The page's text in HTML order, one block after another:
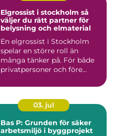
Elgrossist i stockholm så
väljer du rätt partner för
belysning och elmaterial
En elgrossist i Stockholm
spelar en större roll än
många tänker på. För både
privatpersoner och före...
03. jul
Bas P: Grunden för säker
arbetsmiljö i byggprojekt